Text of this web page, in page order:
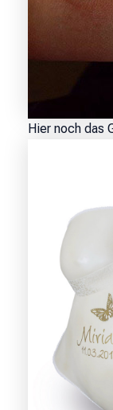
Hier noch das